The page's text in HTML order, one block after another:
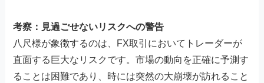
考察：見過ごせないリスクへの警告
八尺様が象徴するのは、FX取引においてトレーダーが
直面する巨大なリスクです。市場の動向を正確に予測す
ることは困難であり、時には突然の大崩壊が訪れること